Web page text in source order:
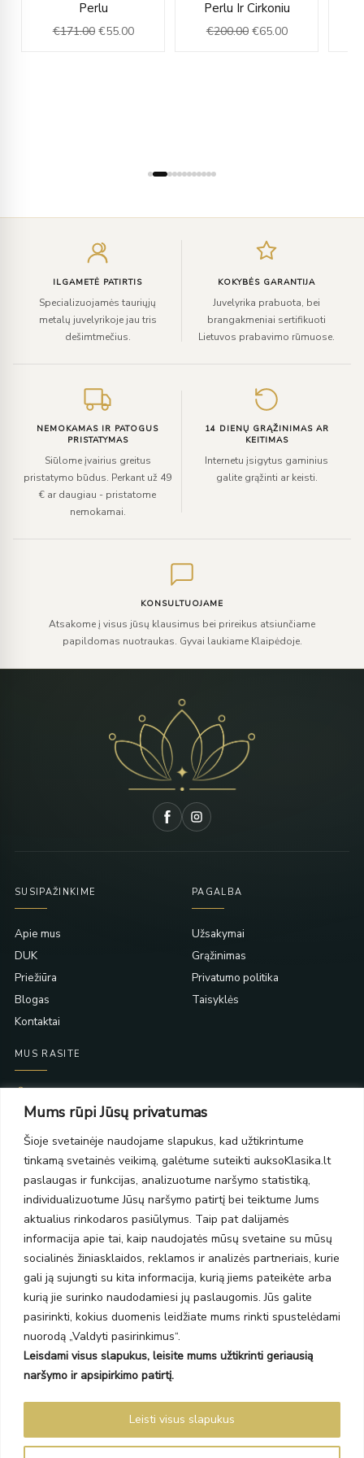
Mums rūpi Jūsų privatumas
Šioje svetainėje naudojame slapukus, kad užtikrintume
tinkamą svetainės veikimą, galėtume suteikti auksoKlasika.lt
paslaugas ir funkcijas, analizuotume naršymo statistiką,
individualizuotume Jūsų naršymo patirtį bei teiktume Jums
aktualius rinkodaros pasiūlymus. Taip pat dalijamės
informacija apie tai, kaip naudojatės mūsų svetaine su mūsų
socialinės žiniasklaidos, reklamos ir analizės partneriais, kurie
gali ją sujungti su kita informacija, kurią jiems pateikėte arba
kurią jie surinko naudodamiesi jų paslaugomis. Jūs galite
pasirinkti, kokius duomenis leidžiate mums rinkti spustelėdami
nuorodą „Valdyti pasirinkimus“.
Leisdami visus slapukus, leisite mums užtikrinti geriausią
naršymo ir apsipirkimo patirtį.
Leisti visus slapukus
Perlu
€171.00
was:
€171.00.
€55.00€55.00.
Perlu Ir Cirkoniu
€200.00
was:
€200.00.
€65.00
is:
€65.00.
ILGAMETĖ PATIRTIS
Specializuojamės tauriųjų
metalų juvelyrikoje jau tris
dešimtmečius.
KOKYBĖS GARANTIJA
Juvelyrika prabuota, bei
brangakmeniai sertifikuoti
Lietuvos prabavimo rūmuose.
NEMOKAMAS IR PATOGUS
PRISTATYMAS
Siūlome įvairius greitus
pristatymo būdus. Perkant už 49
€ ar daugiau - pristatome
nemokamai.
14 DIENŲ GRĄŽINIMAS AR
KEITIMAS
Internetu įsigytus gaminius
galite grąžinti ar keisti.
KONSULTUOJAME
Atsakome į visus jūsų klausimus bei prireikus atsiunčiame
papildomas nuotraukas. Gyvai laukiame Klaipėdoje.
SUSIPAŽINKIME
Apie mus
DUK
Priežiūra
Blogas
Kontaktai
PAGALBA
Užsakymai
Grąžinimas
Privatumo politika
Taisyklės
MUS RASITE
PC Molas, Klaipėda
PC BIG 2, Klaipėda
Šilutės pl. 35
PC Banginis, Klaipėda
NAUJIENLAIŠKIS
Prenumeruokite ir gaukite pasiūlymus, naujienas bei riboto
leidimo kolekcijas.
SIŲSTI
Auksoklasika.lt © 2026 Visos teisės saugomos